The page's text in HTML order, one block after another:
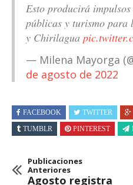
Esto producirá
públicas y turismo para
y Chirilagua
— Milena Mayorga
de agosto de 2022
FACEBOOK TWITTER
TUMBLR
PINTEREST
Publicaciones
Anteriores
Agosto registra